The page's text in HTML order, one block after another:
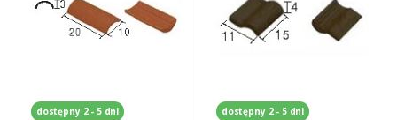
dostępny 2 - 5 dni dostępny 2 - 5 dni